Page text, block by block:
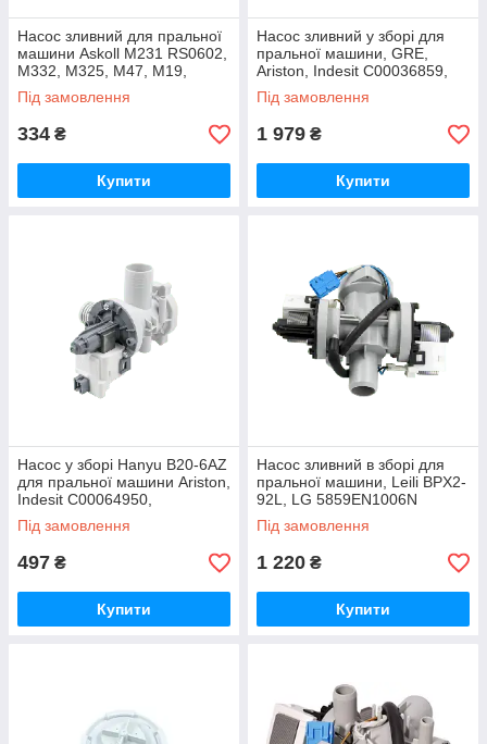
Насос зливний для пральної
машини Askoll M231 RS0602,
M332, M325, M47, M19,
Ariston C00144997
Під замовлення
334 ₴
Купити
Насос зливний у зборі для
пральної машини, GRE,
Ariston, Indesit C00036859,
C00043725, C00056245
Під замовлення
1 979 ₴
Купити
Насос у зборі Hanyu B20-6AZ
для пральної машини Ariston,
Indesit C00064950,
C00092264
Під замовлення
497 ₴
Купити
Насос зливний в зборі для
пральної машини, Leili BPX2-
92L, LG 5859EN1006N
(двойной)
Під замовлення
1 220 ₴
Купити